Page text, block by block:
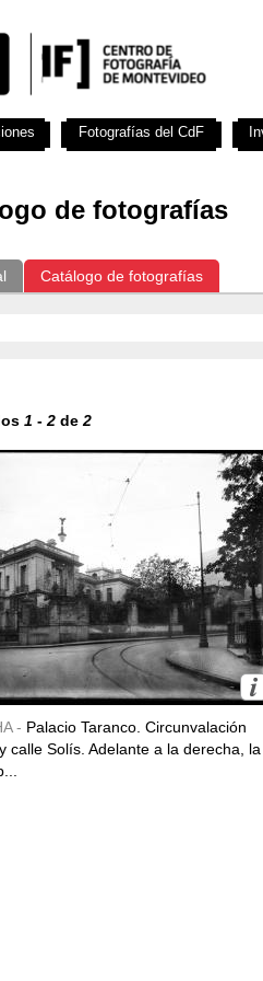
de fotografías
Catálogo de fotografías
1 - 2 de 2
- Palacio Taranco. Circunvalación
calle Solís. Adelante a la derecha, la
Fotografías del CdF